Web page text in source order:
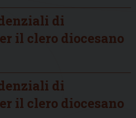
di
il clero diocesano
di
il clero diocesano